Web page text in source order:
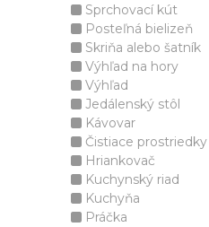
Sprchovací kút
Posteľná bielizeň
Skriňa alebo šatník
Výhľad na hory
Výhľad
Jedálenský stôl
Kávovar
Čistiace prostriedky
Hriankovač
Kuchynský riad
Kuchyňa
Práčka